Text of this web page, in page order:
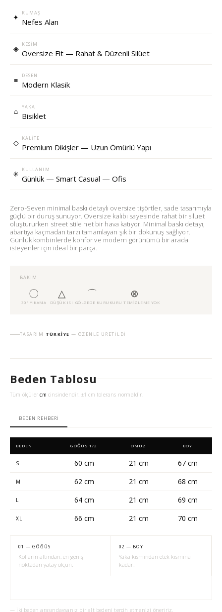
✦ KUMAŞ
Nefes Alan
◈ KESIM
Oversize Fit — Rahat & Düzenli Silüet
≡ DESEN
Modern Klasik
⌂ YAKA
Bisiklet
◇ KALITE
Premium Dikişler — Uzun Ömürlü Yapı
✳ KULLANIM
Günlük — Smart Casual — Ofis
Zero-Seven minimal baskı detaylı oversize tişörtler, sade tasarımıyla
güçlü bir duruş sunuyor. Oversize kalıbı sayesinde rahat bir siluet
oluştururken street stile net bir hava katıyor. Minimal baskı detayı,
abartıya kaçmadan tarzı tamamlayan şık bir dokunuş sağlıyor.
Günlük kombinlerde konfor ve modern görünümü bir arada
isteyenler için ideal bir parça.
BAKIM
〇
30° YIKAMA
△
DÜŞÜK ISI
⌒
GÖLGEDE KURU
⊗
KURU TEMIZLEME YOK
TASARIM TÜRKIYE — ÖZENLE ÜRETILDI
Beden Tablosu
Tüm ölçülercm cinsindendir. ±1 cm tolerans normaldir.
BEDEN REHBERI
BEDEN GÖĞÜS 1/2 OMUZ BOY
S 60 cm 21 cm 67 cm
M 62 cm 21 cm 68 cm
L 64 cm 21 cm 69 cm
XL 66 cm 21 cm 70 cm
01 — GÖĞÜS
Kolların altından, en geniş
noktadan yatay ölçün.
02 — BOY
Yaka kısmından etek kısmına
kadar.
— İki beden arasındaysanız bir alt bedeni tercih etmenizi öneririz.